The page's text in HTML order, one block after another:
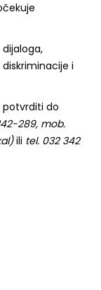
i
potvrditi do
289, mob.
ili tel. 032 342